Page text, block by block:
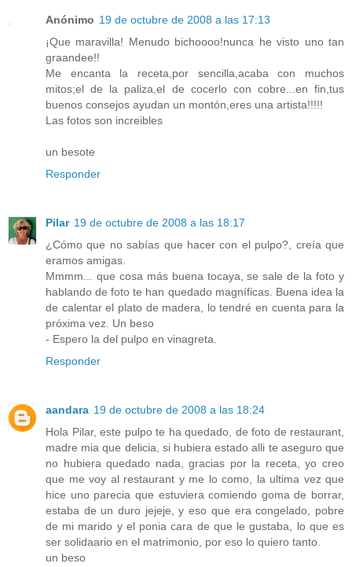
Anónimo 19 de octubre de 2008 a las 17:13
¡Que maravilla! Menudo bichoooo!nunca he visto uno tan
graandee!!
Me encanta la receta,por sencilla,acaba con muchos
mitos;el de la paliza,el de cocerlo con cobre...en fin,tus
buenos consejos ayudan un montón,eres una artista!!!!!
Las fotos son increibles
un besote
Responder
Pilar 19 de octubre de 2008 a las 18:17
¿Cómo que no sabías que hacer con el pulpo?, creía que
eramos amigas.
Mmmm... que cosa más buena tocaya, se sale de la foto y
hablando de foto te han quedado magníficas. Buena idea la
de calentar el plato de madera, lo tendré en cuenta para la
próxima vez. Un beso
- Espero la del pulpo en vinagreta.
Responder
aandara 19 de octubre de 2008 a las 18:24
Hola Pilar, este pulpo te ha quedado, de foto de restaurant,
madre mia que delicia, si hubiera estado alli te aseguro que
no hubiera quedado nada, gracias por la receta, yo creo
que me voy al restaurant y me lo como, la ultima vez que
hice uno parecia que estuviera comiendo goma de borrar,
estaba de un duro jejeje, y eso que era congelado, pobre
de mi marido y el ponia cara de que le gustaba, lo que es
ser solidaario en el matrimonio, por eso lo quiero tanto.
un beso